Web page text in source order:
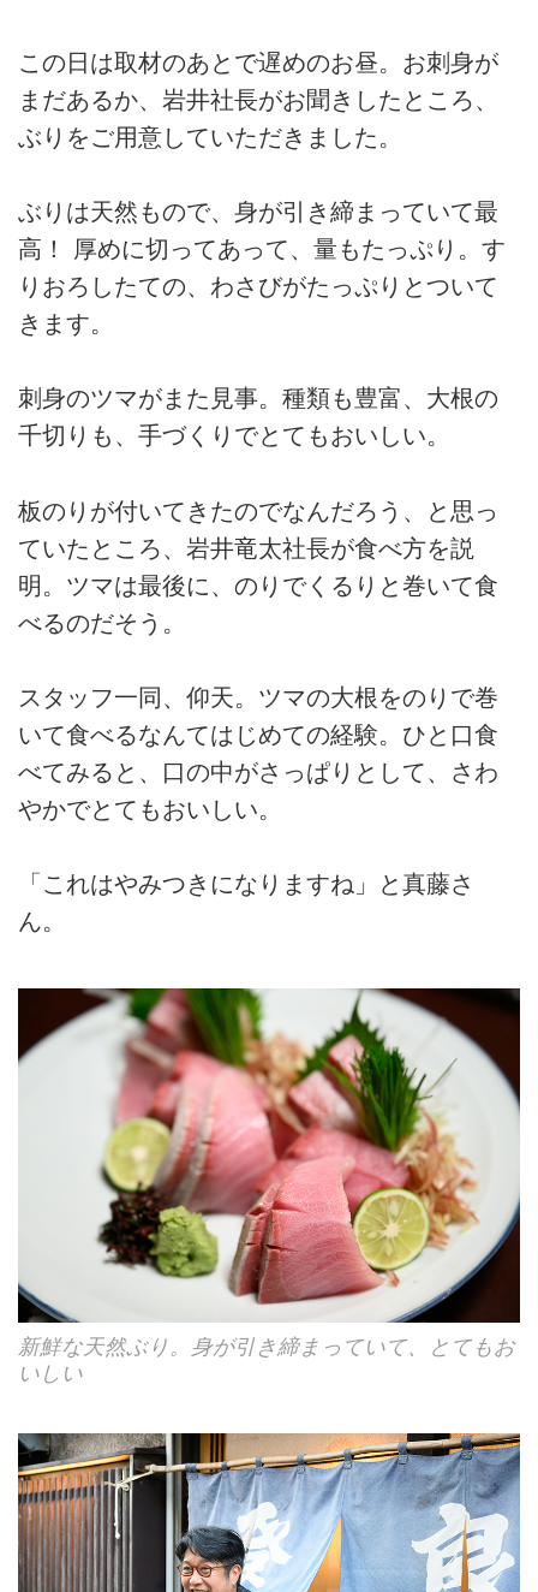
この日は取材のあとで遅めのお昼。お刺身が
まだあるか、岩井社長がお聞きしたところ、
ぶりをご用意していただきました。
ぶりは天然もので、身が引き締まっていて最
高！ 厚めに切ってあって、量もたっぷり。す
りおろしたての、わさびがたっぷりとついて
きます。
刺身のツマがまた見事。種類も豊富、大根の
千切りも、手づくりでとてもおいしい。
板のりが付いてきたのでなんだろう、と思っ
ていたところ、岩井竜太社長が食べ方を説
明。ツマは最後に、のりでくるりと巻いて食
べるのだそう。
スタッフ一同、仰天。ツマの大根をのりで巻
いて食べるなんてはじめての経験。ひと口食
べてみると、口の中がさっぱりとして、さわ
やかでとてもおいしい。
「これはやみつきになりますね」と真藤さ
ん。
新鮮な天然ぶり。身が引き締まっていて、とてもお
いしい